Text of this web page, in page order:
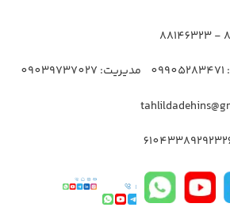
مدیریت: 09039737027